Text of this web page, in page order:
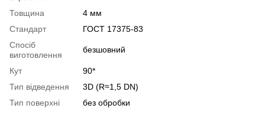
Товщина
4 мм
Стандарт
ГОСТ 17375-83
Спосіб
виготовлення
безшовний
Кут
90*
Тип відведення
3D (R≈1,5 DN)
Тип поверхні
без обробки